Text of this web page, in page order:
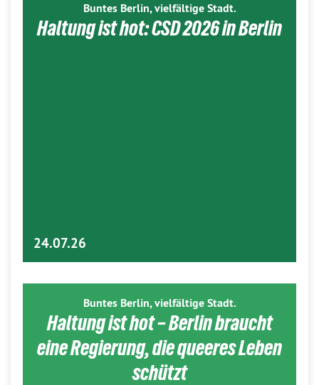
Buntes Berlin, vielfältige Stadt.
Haltung ist hot: CSD 2026 in Berlin
24.07.26
Buntes Berlin, vielfältige Stadt.
Haltung ist hot – Berlin braucht
eine Regierung, die queeres Leben
schützt